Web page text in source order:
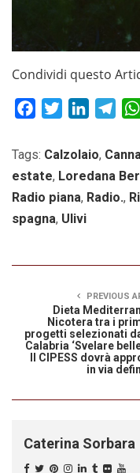
Condividi questo
FacebookTwitterLinkedIn
Tags: Calzolaio,
estate, Loredana
Radio piana, Radio.,
spagna, Ulivi
PREVIOUS
Dieta
Nicotera tra i
progetti selezionati
Calabria ‘Svelare
Il CIPESS dovrà
in via
Caterina Sorbara